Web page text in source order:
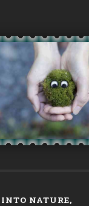
INTO NATURE,